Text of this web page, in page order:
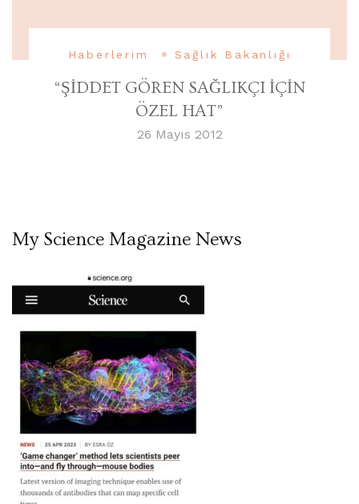
Haberlerim Sağlık Bakanlığı
“ŞİDDET GÖREN SAĞLIKÇI İÇİN
ÖZEL HAT”
26 Mayıs 2012
My Science Magazine News